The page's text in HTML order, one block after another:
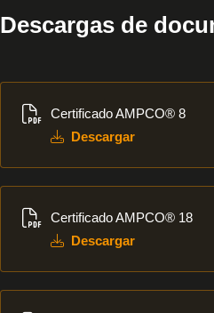
Descargas de
Certificado AMPCO® 8
Descargar
Certificado AMPCO® 18
Descargar